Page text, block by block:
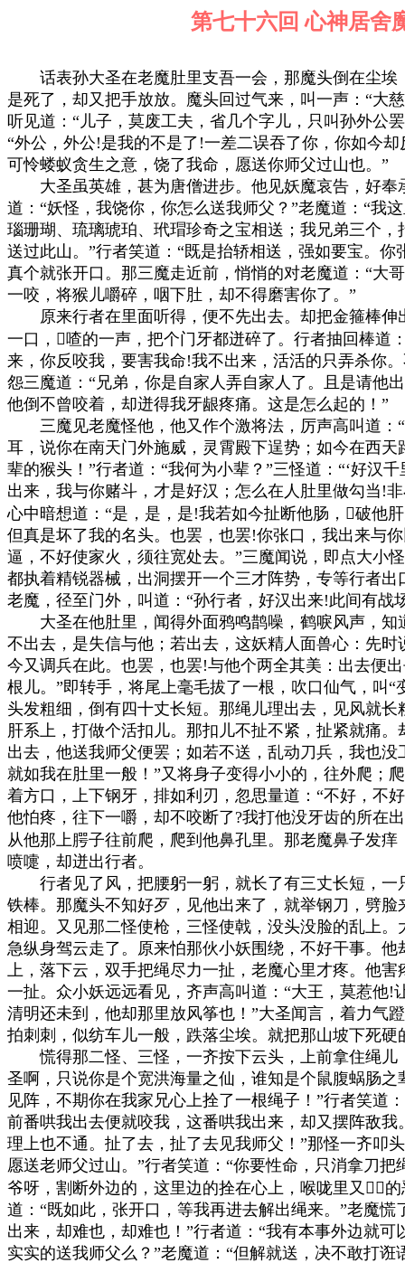
第七十六回 心神
话表孙大圣在老魔肚里支吾一会，那魔头倒在尘埃
是死了，却又把手放放。魔头回过气来，叫一声：“大
听见道：“儿子，莫废工夫，省几个字儿，只叫孙外公
“外公，外公!是我的不是了!一差二误吞了你，你如今
可怜蝼蚁贪生之意，饶了我命，愿送你师父过山也。”
大圣虽英雄，甚为唐僧进步。他见妖魔哀告，好奉
道：“妖怪，我饶你，你怎么送我师父？”老魔道：“我
瑙珊瑚、琉璃琥珀、玳瑁珍奇之宝相送；我兄弟三个
送过此山。”行者笑道：“既是抬轿相送，强如要宝。你
真个就张开口。那三魔走近前，悄悄的对老魔道：“大
一咬，将猴儿嚼碎，咽下肚，却不得磨害你了。”
原来行者在里面听得，便不先出去。却把金箍棒伸
一口，喳的一声，把个门牙都迸碎了。行者抽回棒道
来，你反咬我，要害我命!我不出来，活活的只弄杀你
怨三魔道：“兄弟，你是自家人弄自家人了。且是请他
他倒不曾咬着，却迸得我牙龈疼痛。这是怎么起的！”
三魔见老魔怪他，他又作个激将法，厉声高叫道：
耳，说你在南天门外施威，灵霄殿下逞势；如今在西
辈的猴头！”行者道：“我何为小辈？”三怪道：“‘好汉
出来，我与你赌斗，才是好汉；怎么在人肚里做勾当!
心中暗想道：“是，是，是!我若如今扯断他肠，破他
但真是坏了我的名头。也罢，也罢!你张口，我出来与
逼，不好使家火，须往宽处去。”三魔闻说，即点大小
都执着精锐器械，出洞摆开一个三才阵势，专等行者
老魔，径至门外，叫道：“孙行者，好汉出来!此间有战
大圣在他肚里，闻得外面鸦鸣鹊噪，鹤唳风声，知
不出去，是失信与他；若出去，这妖精人面兽心：先
今又调兵在此。也罢，也罢!与他个两全其美：出去便
根儿。”即转手，将尾上毫毛拔了一根，吹口仙气，叫“
头发粗细，倒有四十丈长短。那绳儿理出去，见风就
肝系上，打做个活扣儿。那扣儿不扯不紧，扯紧就痛。
出去，他送我师父便罢；如若不送，乱动刀兵，我也
就如我在肚里一般！”又将身子变得小小的，往外爬；
着方口，上下钢牙，排如利刃，忽思量道：“不好，不
他怕疼，往下一嚼，却不咬断了?我打他没牙齿的所在
从他那上腭子往前爬，爬到他鼻孔里。那老魔鼻子发痒
喷嚏，却迸出行者。
行者见了风，把腰躬一躬，就长了有三丈长短，一
铁棒。那魔头不知好歹，见他出来了，就举钢刀，劈
相迎。又见那二怪使枪，三怪使戟，没头没脸的乱上
急纵身驾云走了。原来怕那伙小妖围绕，不好干事。
上，落下云，双手把绳尽力一扯，老魔心里才疼。他
一扯。众小妖远远看见，齐声高叫道：“大王，莫惹他!
清明还未到，他却那里放风筝也！”大圣闻言，着力气
拍刺刺，似纺车儿一般，跌落尘埃。就把那山坡下死
慌得那二怪、三怪，一齐按下云头，上前拿住绳儿
圣啊，只说你是个宽洪海量之仙，谁知是个鼠腹蜗肠
见阵，不期你在我家兄心上拴了一根绳子！”行者笑道
前番哄我出去便就咬我，这番哄我出来，却又摆阵敌
理上也不通。扯了去，扯了去见我师父！”那怪一齐叩
愿送老师父过山。”行者笑道：“你要性命，只消拿刀把
爷呀，割断外边的，这里边的拴在心上，喉咙里又
道：“既如此，张开口，等我再进去解出绳来。”老魔慌
出来，却难也，却难也！”行者道：“我有本事外边就
实实的送我师父么？”老魔道：“但解就送，决不敢打诳